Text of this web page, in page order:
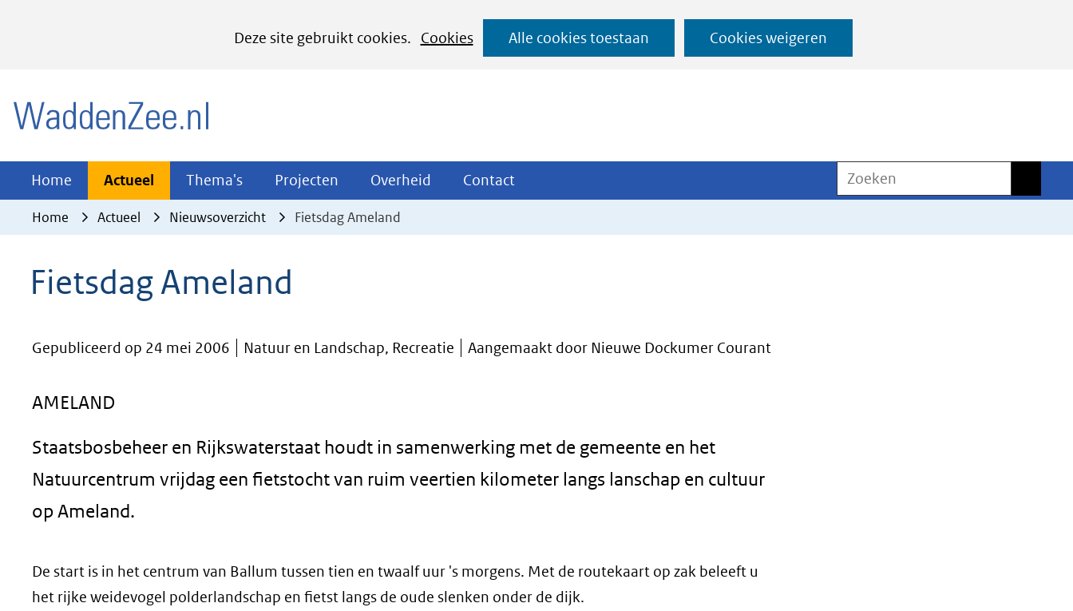
Deze site gebruikt cookies.
Cookies
het
cookies
website
worden
Alle cookies toestaan Cookies weigeren
Ga
naar
Home Actueel Actueel
Uitklappen
Thema's Thema's
Uitklappen
Projecten Projecten
Uitklappen
Overheid Overheid
Uitklappen
Contact
Uitklappen
Zoeken
Home Actueel Nieuwsoverzicht Fietsdag Ameland
Fietsdag Ameland
Gepubliceerd op 24 mei 2006 Natuur en Landschap, Recreatie Aangemaakt door Nieuwe Dockumer Courant
AMELAND
Staatsbosbeheer en Rijkswaterstaat houdt in samenwerking met de gemeente en het
Natuurcentrum vrijdag een fietstocht van ruim veertien kilometer langs lanschap en cultuur
op Ameland.
De start is in het centrum van Ballum tussen tien en twaalf uur 's morgens. Met de routekaart op zak beleeft u
het rijke weidevogel polderlandschap en fietst langs de oude slenken onder de dijk.